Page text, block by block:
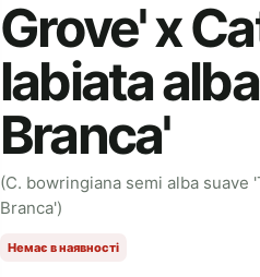
Grove' x
labiata
Branca'
(C. bowringiana semi alba suave
Branca')
Немає в наявності